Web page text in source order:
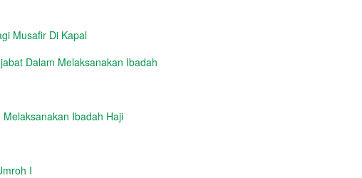
Musafir Di Kapal
Dalam Melaksanakan Ibadah
Ibadah Haji
I